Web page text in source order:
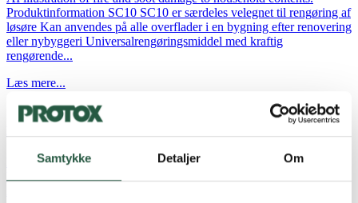
Samtykke Detaljer Om
Produktinformation SC10 SC10 er særdeles velegnet til rengøring af
løsøre Kan anvendes på alle overflader i en bygning efter renovering
eller nybyggeri Universalrengøringsmiddel med kraftig
rengørende...
Læs mere...
FC50 - Lugtneutraliserende skyllemiddel FC50 er et effektivt